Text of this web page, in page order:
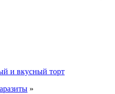
и вкусный торт
»